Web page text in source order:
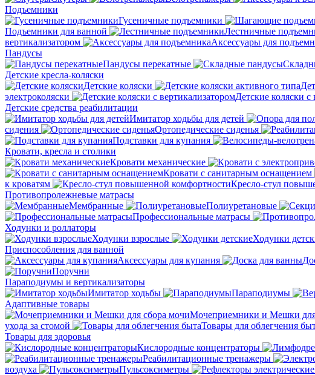
Подъемники
Гусеничные подъемники
Подъемники для ванной
Лестничные
вертикализатором
Аксессуары для
Пандусы
Пандусы перекатные
Детские кресла-коляски
Детские коляски
электроколяски
Детские коляски с
Детские средства реабилитации
Имитатор ходьбы для детей
сидения
Ортопедические сиденья
Подставки для купания
Кровати, кресла и столики
Кровати механические
Кровати с санитарным оснащением
к кроватям
Кресло-стул
Противопролежневые матрасы
Мембранные
Полиуретановые
Профессиональные матрасы
Ходунки и роллаторы
Ходунки взрослые
Ходунки
Приспособления для ванной
Аксессуары для купания
Поручни
Параподиумы и вертикализаторы
Имитатор ходьбы
Параподиумы
Адаптивные товары
Мочеприемники и Мешки
ухода за стомой
Товары для облегчения
Товары для здоровья
Кислородные концентраторы
Реабилитационные тренажеры
воздуха
Пульсоксиметры